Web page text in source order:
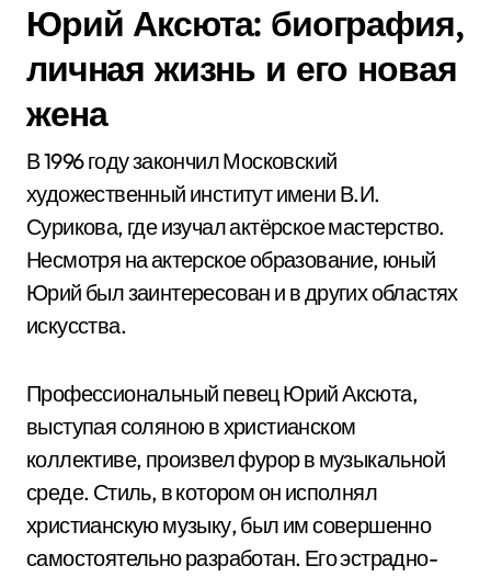
Юрий Аксюта: биография,
личная жизнь и его новая
жена
В 1996 году закончил Московский
художественный институт имени В.И.
Сурикова, где изучал актёрское мастерство.
Несмотря на актерское образование, юный
Юрий был заинтересован и в других областях
искусства.
Профессиональный певец Юрий Аксюта,
выступая соляною в христианском
коллективе, произвел фурор в музыкальной
среде. Стиль, в котором он исполнял
христианскую музыку, был им совершенно
самостоятельно разработан. Его эстрадно-